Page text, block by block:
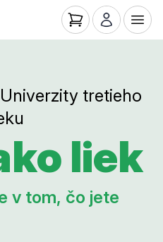
tretieho
liek
v tom, čo jete